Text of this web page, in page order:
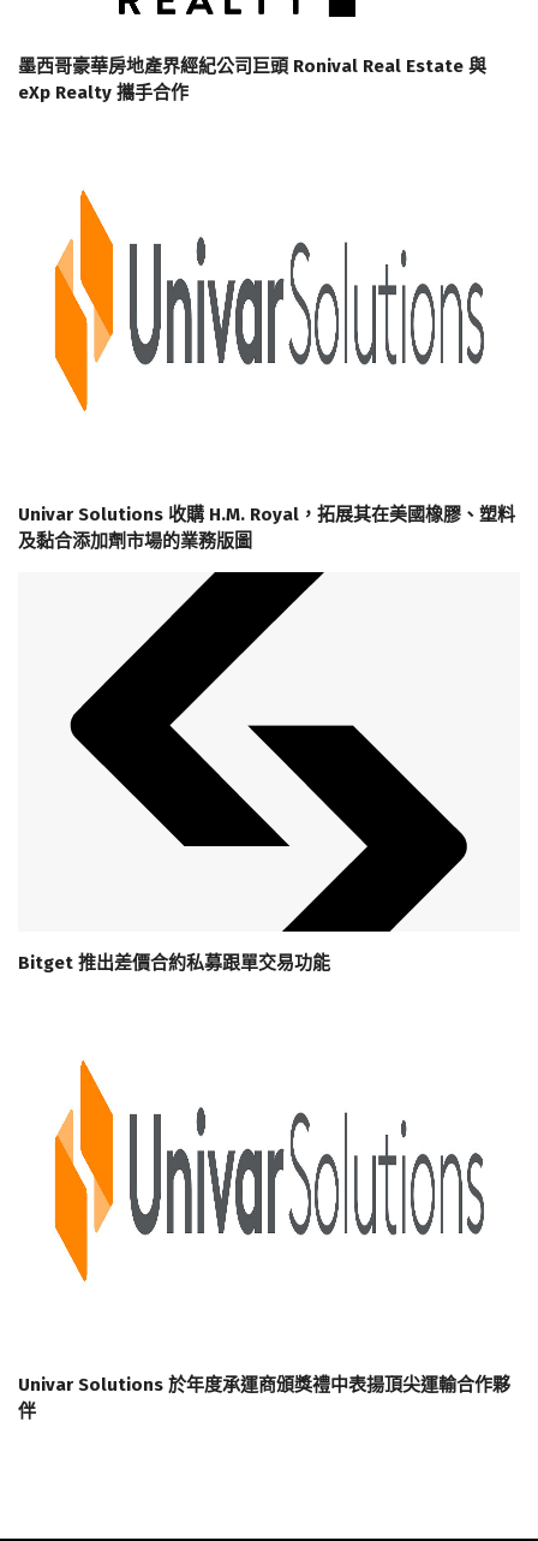
墨西哥豪華房地產界經紀公司巨頭 Ronival Real Estate 與
eXp Realty 攜手合作
Univar Solutions 收購 H.M. Royal，拓展其在美國橡膠、塑料
及黏合添加劑市場的業務版圖
Bitget 推出差價合約私募跟單交易功能
Univar Solutions 於年度承運商頒獎禮中表揚頂尖運輸合作夥
伴